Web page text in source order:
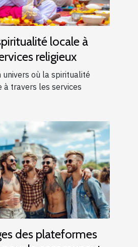
locale à
religieux
univers où la spiritualité
à travers les services
des plateformes